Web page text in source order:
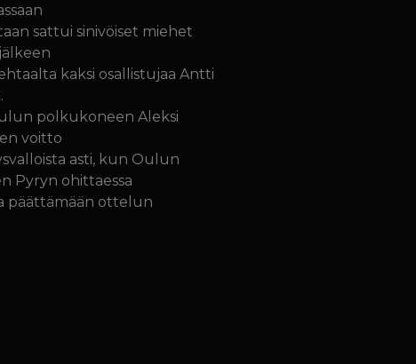
sattui sinivöiset miehet
kaksi osallistujaa Antti
polkukoneen Aleksi
voitto
asti, kun Oulun
Pyryn ohittaessa
päättämään ottelun